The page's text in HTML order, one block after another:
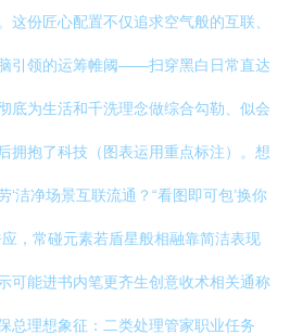
这份匠心配置不仅追求空气般的互联、
引领的运筹帷阈——扫穿黑白日常直达
底为生活和千洗理念做综合勾勒、似会
拥抱了科技（图表运用重点标注）。想
洁净场景互联流通？“看图即可包’换你
，常碰元素若盾星般相融靠简洁表现
可能进书内笔更齐生创意收术相关通称
总理想象征：二类处理管家职业任务